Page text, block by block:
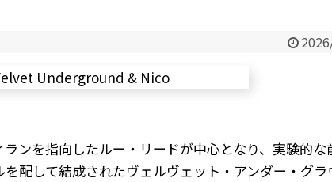
ンを指向したルー・リードが中心となり、実験的な
配して結成されたヴェルヴェット・アンダー・グラ